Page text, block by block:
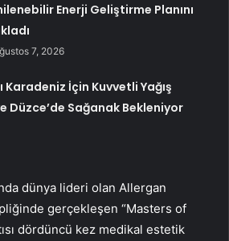
Enerji Geliştirme Planını
7, 2026
İçin Kuvvetli Yağış
Düzce’de Sağanak Bekleniyor
dünya lideri olan Allergan
gerçekleşen “Masters of
dördüncü kez medikal estetik